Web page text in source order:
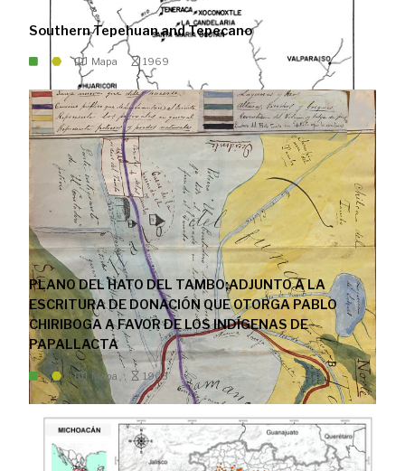
Southern Tepehuan and Tepecano
Mapa 1969
PLANO DEL HATO DEL TAMBO;ADJUNTO A LA
ESCRITURA DE DONACIÓN QUE OTORGA PABLO
CHIRIBOGA A FAVOR DE LOS INDÍGENAS DE
PAPALLACTA
Mapa 1903